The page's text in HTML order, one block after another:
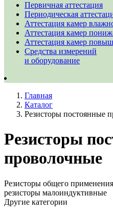
Первичная аттестация
Периодическая
Аттестация камер
Аттестация камер
Аттестация камер
Средства измерений
и оборудование
Главная
Каталог
Резисторы постоянные
Резисторы
проволочные
Резисторы общего
резисторы малоиндуктивные
Другие категории